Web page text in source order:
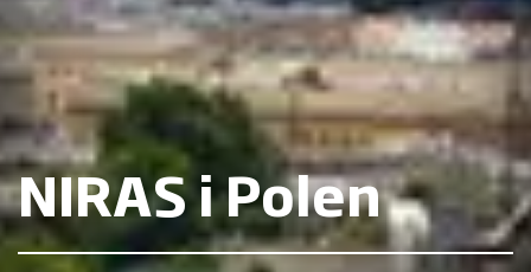
NIRAS i Polen